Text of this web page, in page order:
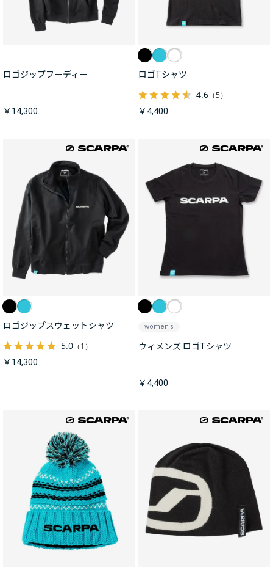
ロゴジップフーディー
￥14,300
ロゴTシャツ
4.6（5）
￥4,400
ロゴジップスウェットシャツ
5.0 （1）
￥14,300
women's
ウィメンズ ロゴTシャツ
￥4,400